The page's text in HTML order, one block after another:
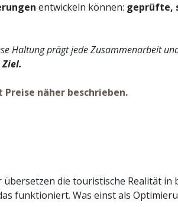
entwickeln können: geprüfte,
Haltung prägt jede Zusammenarbeit
näher beschrieben.
übersetzen die touristische Realität
funktioniert. Was einst als